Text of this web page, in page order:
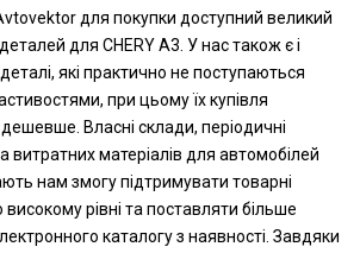
для покупки доступний великий
для CHERY A3. У нас також є і
які практично не поступаються
при цьому їх купівля
Власні склади, періодичні
витратних матеріалів для автомобілей
нам змогу підтримувати товарні
високому рівні та поставляти більше
каталогу з наявності. Завдяки